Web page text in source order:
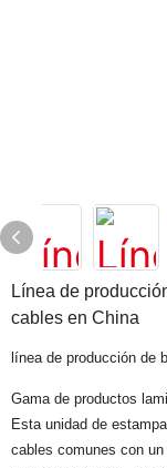
Línea de
cables en China
línea de producción de
Gama de productos
Esta unidad de
cables comunes con